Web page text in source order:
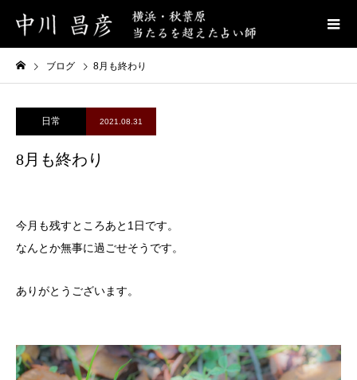
ブログ 8月も終わり
日常 2021.08.31
8月も終わり
今月も残すところあと1日です。
なんとか無事に過ごせそうです。
ありがとうございます。